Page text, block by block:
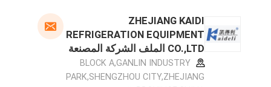
ZHEJIANG KAIDI
REFRIGERATION EQUIPMENT
CO.,LTD الملف الشركة المصنعة
BLOCK A,GANLIN INDUSTRY
PARK,SHENGZHOU CITY,ZHEJIANG